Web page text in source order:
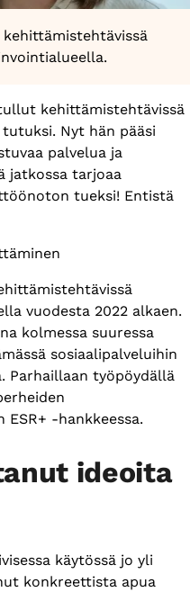
kehittämistehtävissä
Nyt hän pääsi
palvelua ja
jatkossa tarjoaa
tueksi! Entistä
vuodesta 2022 alkaen.
kolmessa suuressa
sosiaalipalveluihin
Parhaillaan työpöydällä
-hankkeessa.
ideoita
käytössä jo yli
konkreettista apua